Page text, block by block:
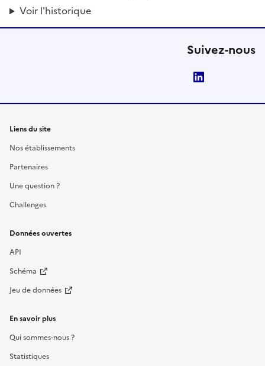
Voir l'historique
Suivez-nous
Liens du site
Nos établissements
Partenaires
Une question ?
Challenges
Données ouvertes
API
Schéma
Jeu de données
En savoir plus
Qui sommes-nous ?
Statistiques